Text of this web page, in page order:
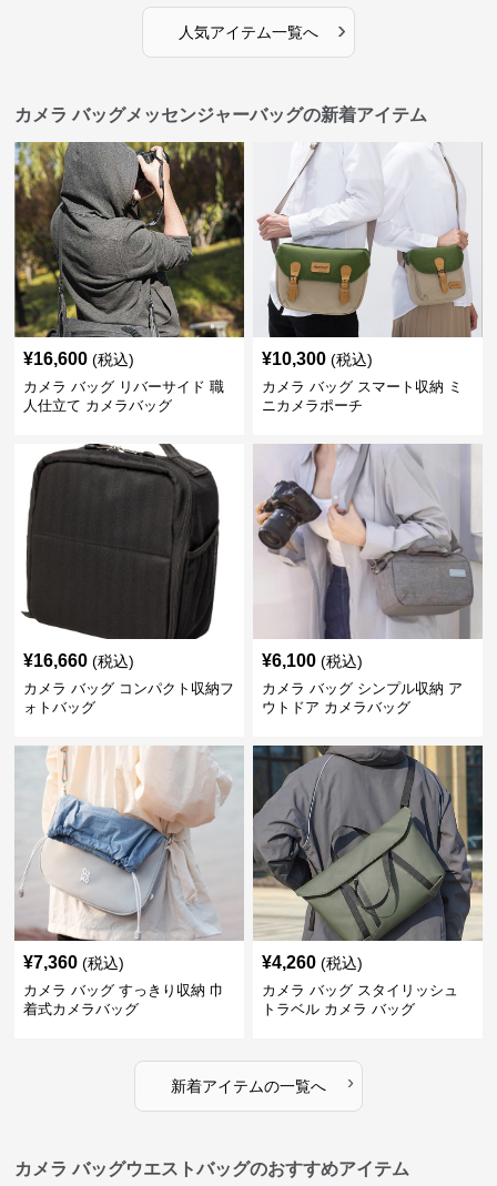
人気アイテム一覧へ ›
カメラ バッグメッセンジャーバッグの新着アイテム
¥16,600 (税込)
カメラ バッグ リバーサイド 職
人仕立て カメラバッグ
¥10,300 (税込)
カメラ バッグ スマート収納 ミ
ニカメラポーチ
¥16,660 (税込)
カメラ バッグ コンパクト収納フ
ォトバッグ
¥6,100 (税込)
カメラ バッグ シンプル収納 ア
ウトドア カメラバッグ
¥7,360 (税込)
カメラ バッグ すっきり収納 巾
着式カメラバッグ
¥4,260 (税込)
カメラ バッグ スタイリッシュ
トラベル カメラ バッグ
新着アイテムの一覧へ ›
カメラ バッグウエストバッグのおすすめアイテム